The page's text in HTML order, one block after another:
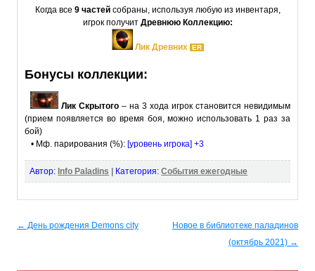
Когда все 9 частейсобраны, используя любую из инвентаря,
игрок получит Древнюю Коллекцию:
Лик Древних ER
Бонусы коллекции:
Лик Скрытого – на 3 хода игрок становится невидимым
(прием появляется во время боя, можно использовать 1 раз за
бой)
• Мф. парирования (%): [уровень игрока] +3
Автор: Info Paladins Категория: События ежегодные
Post navigation
← День рождения Demons city
Новое в библиотеке паладинов
(октябрь 2021) →